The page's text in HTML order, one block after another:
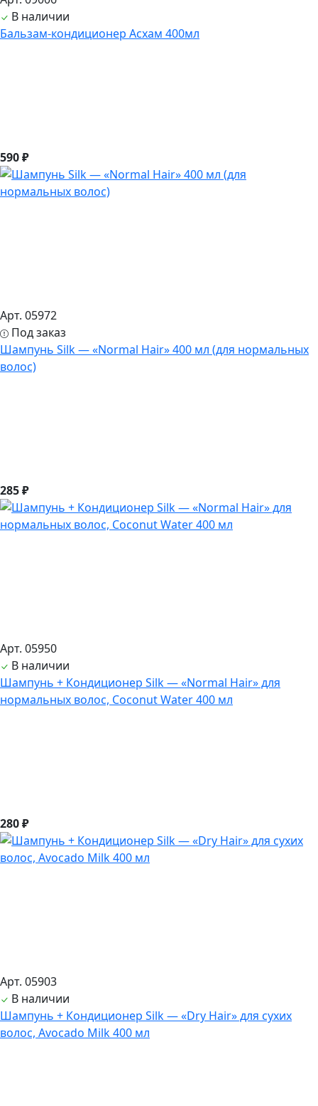
В наличии
Бальзам-кондиционер Асхам 400мл
590 ₽
Арт. 05972
Под заказ
Шампунь Silk — «Normal Hair» 400 мл (для нормальных
волос)
285 ₽
Арт. 05950
В наличии
Шампунь + Кондиционер Silk — «Normal Hair» для
нормальных волос, Coconut Water 400 мл
280 ₽
Арт. 05903
В наличии
Шампунь + Кондиционер Silk — «Dry Hair» для сухих
волос, Avocado Milk 400 мл